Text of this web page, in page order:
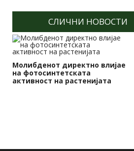
СЛИЧНИ НОВОСТИ
Молибденот директно влијае
на фотосинтетската
активност на растенијата